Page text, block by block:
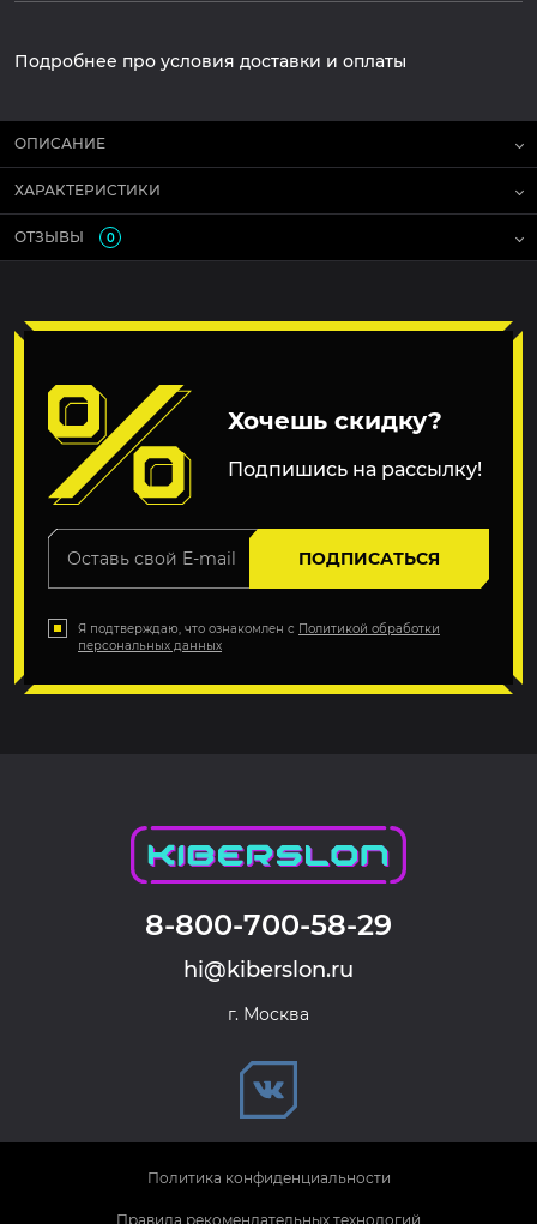
Подробнее про условия доставки и оплаты
ОПИСАНИЕ
ХАРАКТЕРИСТИКИ
ОТЗЫВЫ 0
Хочешь скидку?
Подпишись на рассылку!
ПОДПИСАТЬСЯ
Я подтверждаю, что ознакомлен с Политикой обработки
персональных данных
8-800-700-58-29
hi@kiberslon.ru
г. Москва
Политика конфиденциальности
Правила рекомендательных технологий